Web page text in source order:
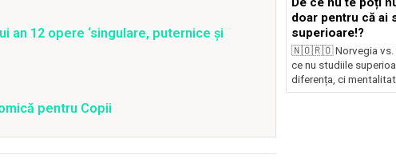
an 12 opere ‘singulare, puternice şi
pentru Copii
doar pentru că ai
superioare!?
🇳🇴🇷🇴 Norvegia vs.
ce nu studiile
diferența, ci